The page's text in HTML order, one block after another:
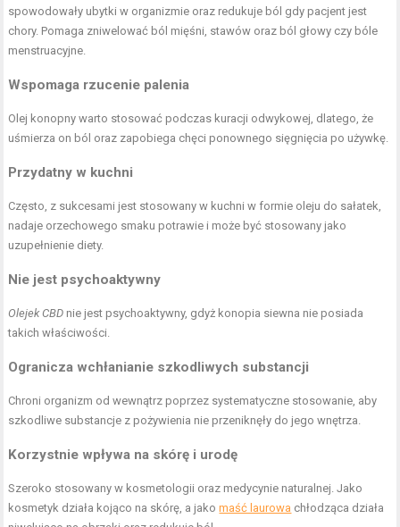
spowodowały ubytki w organizmie oraz redukuje ból gdy pacjent jest
chory. Pomaga zniwelować ból mięśni, stawów oraz ból głowy czy bóle
menstruacyjne.
Wspomaga rzucenie palenia
Olej konopny warto stosować podczas kuracji odwykowej, dlatego, że
uśmierza on ból oraz zapobiega chęci ponownego sięgnięcia po używkę.
Przydatny w kuchni
Często, z sukcesami jest stosowany w kuchni w formie oleju do sałatek,
nadaje orzechowego smaku potrawie i może być stosowany jako
uzupełnienie diety.
Nie jest psychoaktywny
Olejek CBD nie jest psychoaktywny, gdyż konopia siewna nie posiada
takich właściwości.
Ogranicza wchłanianie szkodliwych substancji
Chroni organizm od wewnątrz poprzez systematyczne stosowanie, aby
szkodliwe substancje z pożywienia nie przeniknęły do jego wnętrza.
Korzystnie wpływa na skórę i urodę
Szeroko stosowany w kosmetologii oraz medycynie naturalnej. Jako
kosmetyk działa kojąco na skórę, a jakomaść laurowa chłodząca działa